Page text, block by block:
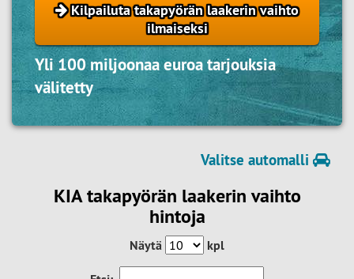
Kilpailuta takapyörän laakerin vaihto
ilmaiseksi
Yli 100 miljoonaa euroa tarjouksia
välitetty
Valitse automalli
KIA takapyörän laakerin vaihto
hintoja
Näytä kpl